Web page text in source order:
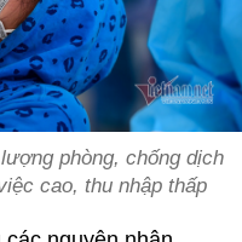
phòng, chống dịch
cao, thu nhập thấp